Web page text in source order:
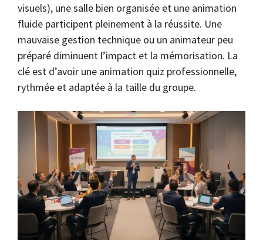
visuels), une salle bien organisée et une animation
fluide participent pleinement à la réussite. Une
mauvaise gestion technique ou un animateur peu
préparé diminuent l’impact et la mémorisation. La
clé est d’avoir une animation quiz professionnelle,
rythmée et adaptée à la taille du groupe.